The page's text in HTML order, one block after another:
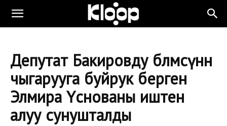
Депутат Бакировду бөлмөсүнөн
чыгарууга буйрук берген
Элмира Үсөнованы иштен
алуу сунушталды